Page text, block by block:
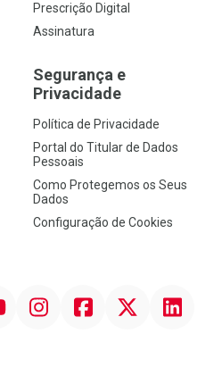
Prescrição Digital
Assinatura
Segurança e
Privacidade
Política de Privacidade
Portal do Titular de Dados
Pessoais
Como Protegemos os Seus
Dados
Configuração de Cookies
InstagramFacebookTwitter Linkedin